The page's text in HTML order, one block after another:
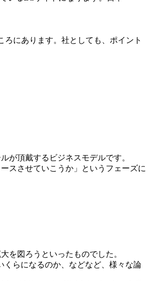
ろにあります。社としても、ポイント
が頂戴するビジネスモデルです。
スさせていこうか」というフェーズに
を図ろうといったものでした。
らになるのか、などなど、様々な論